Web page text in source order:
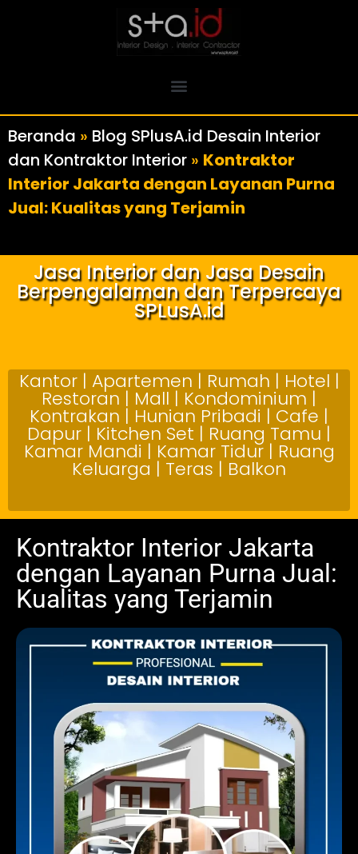
Beranda » Blog SPlusA.id Desain Interior
dan Kontraktor Interior » Kontraktor
Interior Jakarta dengan Layanan Purna
Jual: Kualitas yang Terjamin
Jasa Interior dan Jasa Desain
Berpengalaman dan Terpercaya
SPLusA.id
Kantor | Apartemen | Rumah | Hotel |
Restoran | Mall | Kondominium |
Kontrakan | Hunian Pribadi | Cafe |
Dapur | Kitchen Set | Ruang Tamu |
Kamar Mandi | Kamar Tidur | Ruang
Keluarga | Teras | Balkon
Kontraktor Interior Jakarta
dengan Layanan Purna Jual:
Kualitas yang Terjamin